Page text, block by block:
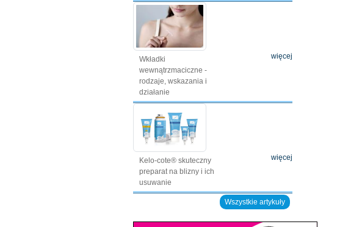
Wkładki
wewnątrzmaciczne -
rodzaje, wskazania i
działanie
więcej
Kelo-cote® skuteczny
preparat na blizny i ich
usuwanie
więcej
Wszystkie artykuły